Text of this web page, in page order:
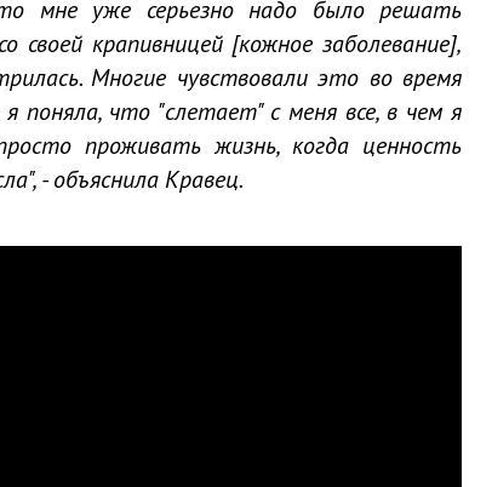
мне уже серьезно надо было решать
своей крапивницей [кожное заболевание],
Многие чувствовали это во время
поняла, что "слетает" с меня все, в чем я
проживать жизнь, когда ценность
- объяснила Кравец.